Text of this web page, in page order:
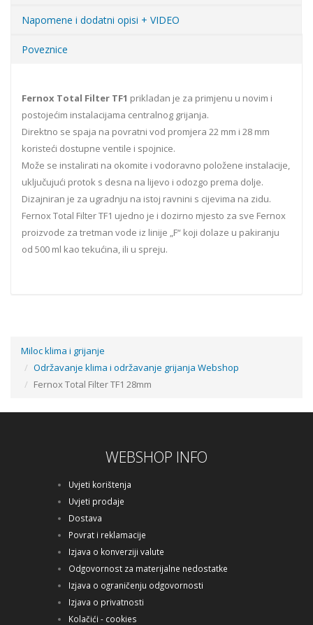
Napomene i dodatni opisi + VIDEO
Poveznice
Fernox Total Filter TF1 prikladan je za primjenu u novim i
postojećim instalacijama centralnog grijanja.
Direktno se spaja na povratni vod promjera 22 mm i 28 mm
koristeći dostupne ventile i spojnice.
Može se instalirati na okomite i vodoravno položene instalacije,
uključujući protok s desna na lijevo i odozgo prema dolje.
Dizajniran je za ugradnju na istoj ravnini s cijevima na zidu.
Fernox Total Filter TF1 ujedno je i dozirno mjesto za sve Fernox
proizvode za tretman vode iz linije „F“ koji dolaze u pakiranju
od 500 ml kao tekućina, ili u spreju.
Miloc klima i grijanje
Održavanje klima i održavanje grijanja Webshop
Fernox Total Filter TF1 28mm
WEBSHOP INFO
Uvjeti korištenja
Uvjeti prodaje
Dostava
Povrat i reklamacije
Izjava o konverziji valute
Odgovornost za materijalne nedostatke
Izjava o ograničenju odgovornosti
Izjava o privatnosti
Kolačići - cookies